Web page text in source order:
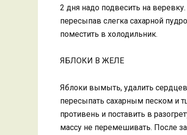
2 дня надо подвесить на
пересыпав слегка сахарной
поместить в холодильник.
ЯБЛОКИ В ЖЕЛЕ
Яблоки вымыть, удалить
пересыпать сахарным песком и
противень и поставить в
массу не перемешивать. После